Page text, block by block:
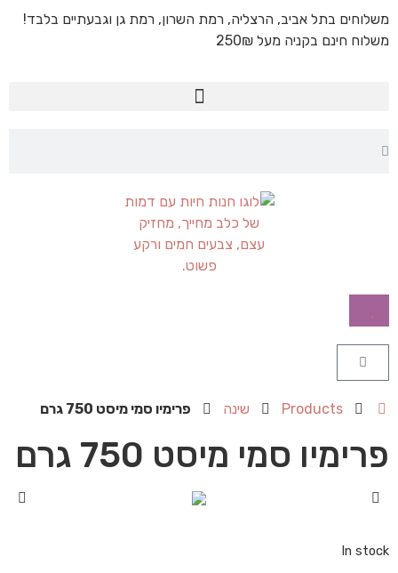
משלוחים בתל אביב, הרצליה, רמת השרון, רמת גן וגבעתיים בלבד!
משלוח חינם בקניה מעל 250₪
Products שינה פרימיו סמי מיסט 750 גרם
פרימיו סמי מיסט 750 גרם
In stock